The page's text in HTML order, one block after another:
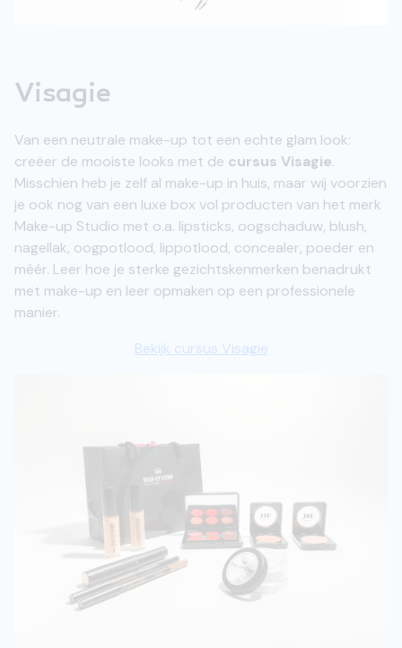
Visagie
Van een neutrale make-up tot een echte glam look:
creëer de mooiste looks met de cursus Visagie.
Misschien heb je zelf al make-up in huis, maar wij voorzien
je ook nog van een luxe box vol producten van het merk
Make-up Studio met o.a. lipsticks, oogschaduw, blush,
nagellak, oogpotlood, lippotlood, concealer, poeder en
méér. Leer hoe je sterke gezichtskenmerken benadrukt
met make-up en leer opmaken op een professionele
manier.
Bekijk cursus Visagie